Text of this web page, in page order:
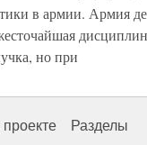
в армии. Армия
но при
Разделы